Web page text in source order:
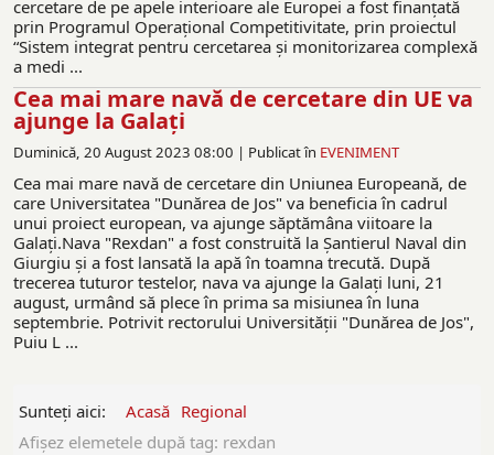
cercetare de pe apele interioare ale Europei a fost finanţată
prin Programul Operațional Competitivitate, prin proiectul
“Sistem integrat pentru cercetarea și monitorizarea complexă
a medi ...
Cea mai mare navă de cercetare din UE va
ajunge la Galaţi
Duminică, 20 August 2023 08:00 | Publicat în EVENIMENT
Cea mai mare navă de cercetare din Uniunea Europeană, de
care Universitatea "Dunărea de Jos" va beneficia în cadrul
unui proiect european, va ajunge săptămâna viitoare la
Galaţi.Nava "Rexdan" a fost construită la Şantierul Naval din
Giurgiu şi a fost lansată la apă în toamna trecută. După
trecerea tuturor testelor, nava va ajunge la Galaţi luni, 21
august, urmând să plece în prima sa misiunea în luna
septembrie. Potrivit rectorului Universității "Dunărea de Jos",
Puiu L ...
Sunteți aici: Acasă Regional
Afişez elemetele după tag: rexdan